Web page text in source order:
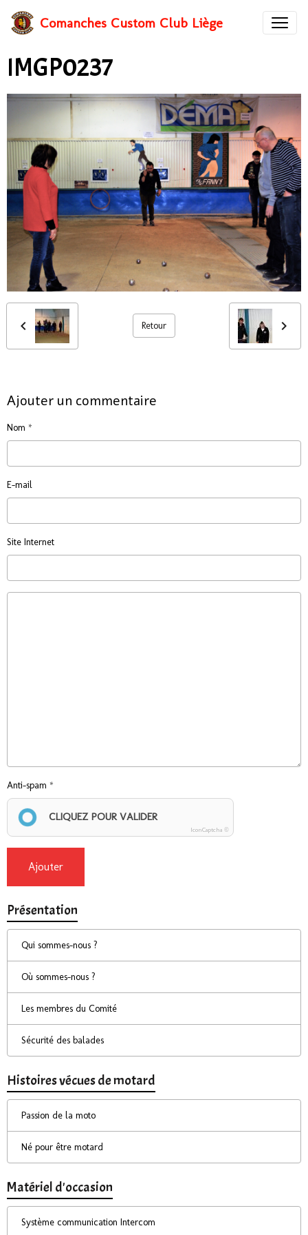
Comanches Custom Club Liège
IMGP0237
Retour
Ajouter un commentaire
Nom
E-mail
Site Internet
Anti-spam
CLIQUEZ POUR VALIDER
IconCaptcha ©
Ajouter
Présentation
Qui sommes-nous ?
Où sommes-nous ?
Les membres du Comité
Sécurité des balades
Histoires vécues de motard
Passion de la moto
Né pour être motard
Matériel d'occasion
Système communication Intercom